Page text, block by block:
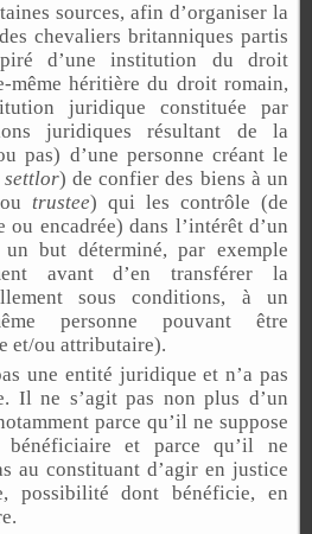
sources, afin d’organiser la
chevaliers britanniques partis
d’une institution du droit
même héritière du droit romain,
juridique constituée par
juridiques résultant de la
pas) d’une personne créant le
settlor) de confier des biens à un
trustee) qui les contrôle (de
encadrée) dans l’intérêt d’un
but déterminé, par exemple
avant d’en transférer la
sous conditions, à un
personne pouvant être
et/ou attributaire).
une entité juridique et n’a pas
Il ne s’agit pas non plus d’un
parce qu’il ne suppose
bénéficiaire et parce qu’il ne
au constituant d’agir en justice
possibilité dont bénéficie, en